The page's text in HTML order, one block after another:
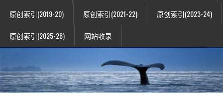
原创索引(2019-20) 原创索引(2021-22) 原创索引(2023-24)
原创索引(2025-26) 网站收录